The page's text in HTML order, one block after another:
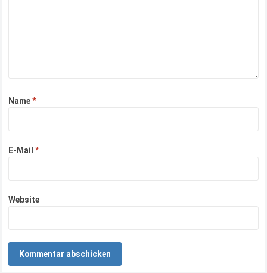
Name*
E-Mail*
Website